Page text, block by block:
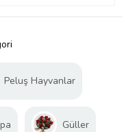
Peluş Hayvanlar
Güller